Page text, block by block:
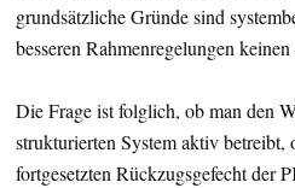
grundsätzliche Gründe sind
besseren Rahmenregelungen
Die Frage ist folglich, ob man den
strukturierten System aktiv betreibt,
fortgesetzten Rückzugsgefecht der